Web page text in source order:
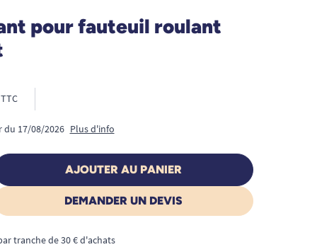
pour fauteuil roulant
TTC
du 17/08/2026 Plus d'info
AJOUTER AU PANIER
DEMANDER UN DEVIS
tranche de 30 € d'achats